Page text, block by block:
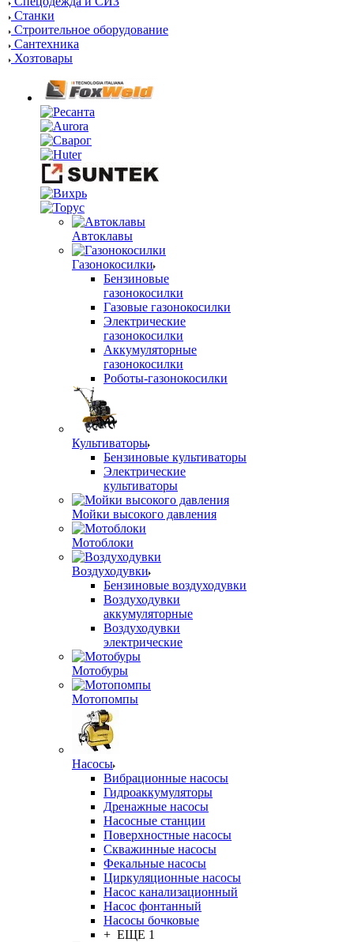
Станки
Строительное оборудование
Сантехника
Хозтовары
Автоклавы
Газонокосилки
Бензиновые
газонокосилки
Газовые газонокосилки
Электрические
газонокосилки
Аккумуляторные
газонокосилки
Роботы-газонокосилки
Культиваторы
Бензиновые культиваторы
Электрические
культиваторы
Мойки высокого давления
Мотоблоки
Воздуходувки
Бензиновые воздуходувки
Воздуходувки
аккумуляторные
Воздуходувки
электрические
Мотобуры
Мотопомпы
Насосы
Вибрационные насосы
Гидроаккумуляторы
Дренажные насосы
Насосные станции
Поверхностные насосы
Скважинные насосы
Фекальные насосы
Циркуляционные насосы
Насос канализационный
Насос фонтанный
Насосы бочковые
+ ЕЩЕ 1